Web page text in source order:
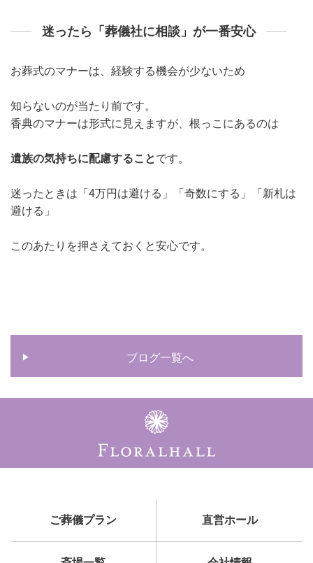
迷ったら「葬儀社に相談」が一番安心
お葬式のマナーは、経験する機会が少ないため
知らないのが当たり前です。
香典のマナーは形式に見えますが、根っこにあるのは
遺族の気持ちに配慮することです。
迷ったときは「4万円は避ける」「奇数にする」「新札は
避ける」
このあたりを押さえておくと安心です。
ブログ一覧へ
ご葬儀プラン 直営ホール